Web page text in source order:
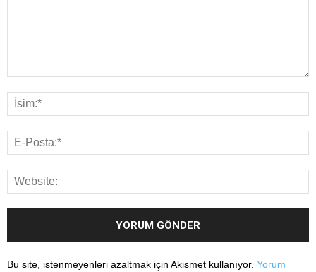
Bu site, istenmeyenleri azaltmak için Akismet kullanıyor. Yorum